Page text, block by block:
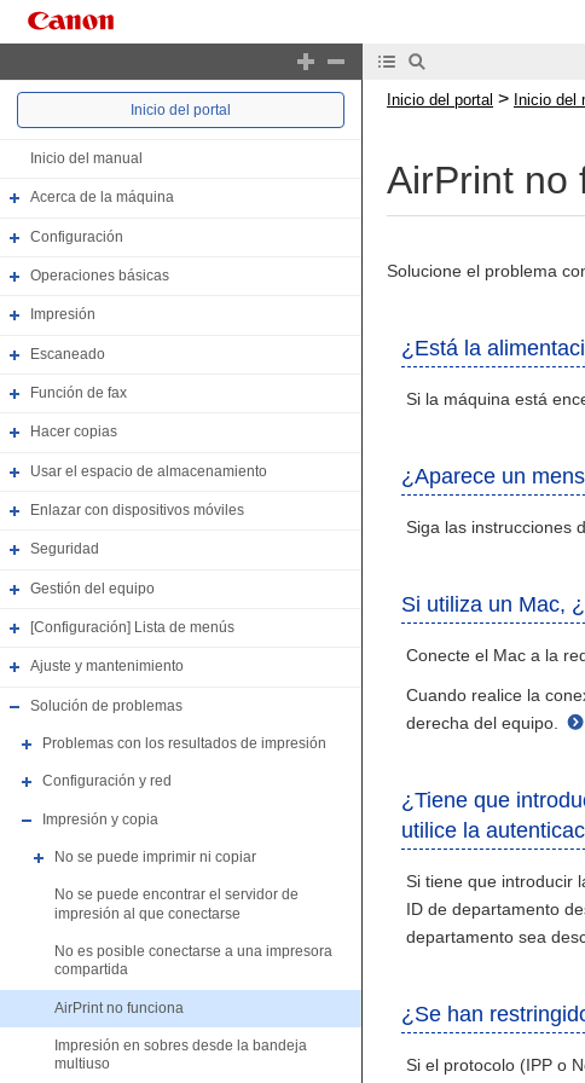
Inicio del portal
Inicio del manual
Acerca de la máquina
Configuración
Operaciones básicas
Impresión
Escaneado
Función de fax
Hacer copias
Usar el espacio de almacenamiento
Enlazar con dispositivos móviles
Seguridad
Gestión del equipo
[Configuración] Lista de menús
Ajuste y mantenimiento
Solución de problemas
Problemas con los resultados de impresión
Configuración y red
Impresión y copia
No se puede imprimir ni copiar
No se puede encontrar el servidor de
impresión al que conectarse
No es posible conectarse a una impresora
compartida
AirPrint no funciona
Impresión en sobres desde la bandeja
multiuso
Inicio del portal > Inicio del
AirPrint no
Solucione el problema
¿Está la
Si la máquina está
¿Aparece un
Siga las instrucciones
Si utiliza un Mac,
Conecte el Mac a la
Cuando realice la
derecha del equipo.
¿Tiene que
utilice la
Si tiene que introducir
ID de departamento
departamento sea
¿Se han
Si el protocolo (IPP o